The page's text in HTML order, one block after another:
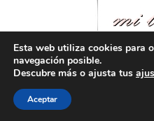
Esta web utiliza cookies para
navegación posible.
Descubre más o ajusta tus
Aceptar